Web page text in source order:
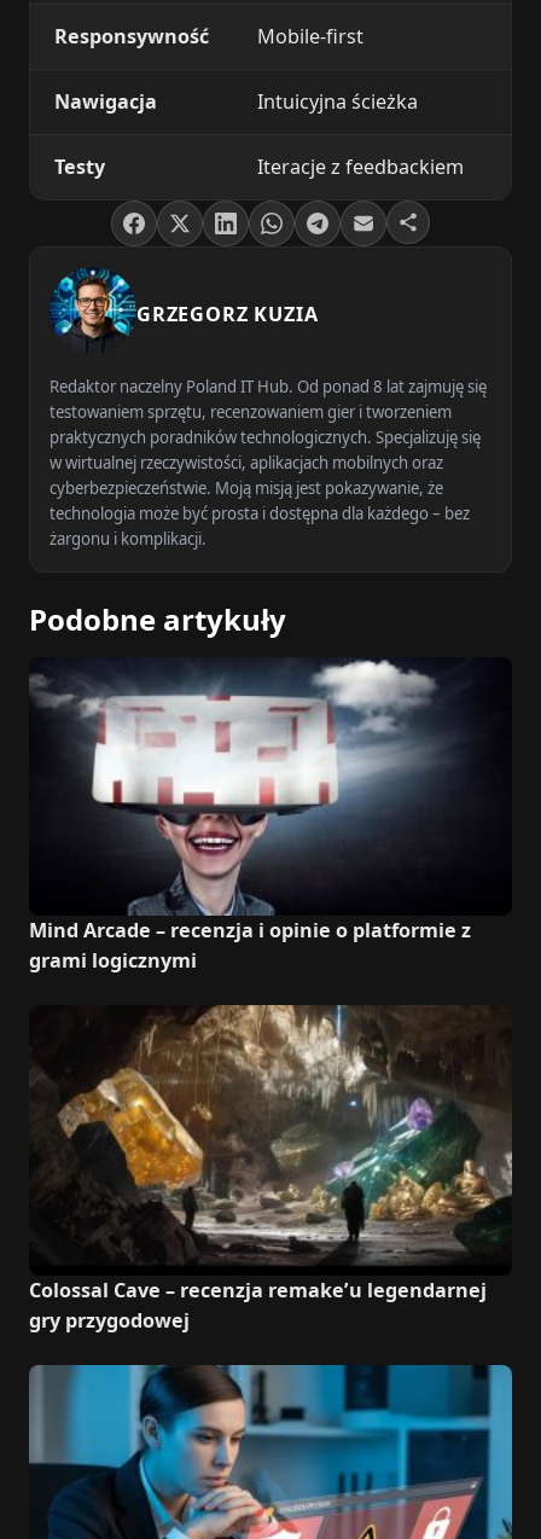
Responsywność Mobile-first
Nawigacja Intuicyjna ścieżka
Testy Iteracje z feedbackiem
GRZEGORZ KUZIA
Redaktor naczelny Poland IT Hub. Od ponad 8 lat zajmuję się
testowaniem sprzętu, recenzowaniem gier i tworzeniem
praktycznych poradników technologicznych. Specjalizuję się
w wirtualnej rzeczywistości, aplikacjach mobilnych oraz
cyberbezpieczeństwie. Moją misją jest pokazywanie, że
technologia może być prosta i dostępna dla każdego – bez
żargonu i komplikacji.
Podobne artykuły
Mind Arcade – recenzja i opinie o platformie z
grami logicznymi
Colossal Cave – recenzja remake’u legendarnej
gry przygodowej